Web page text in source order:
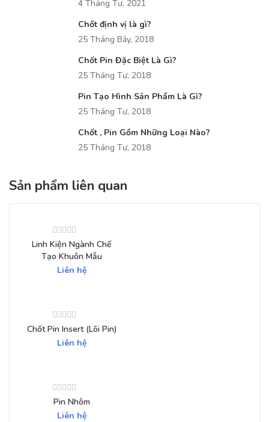
4 Tháng Tư, 2021
Chốt định vị là gì?
25 Tháng Bảy, 2018
Chốt Pin Đặc Biệt Là Gì?
25 Tháng Tư, 2018
Pin Tạo Hình Sản Phẩm Là Gì?
25 Tháng Tư, 2018
Chốt , Pin Gồm Những Loại Nào?
25 Tháng Tư, 2018
Sản phẩm liên quan
Linh Kiện Ngành Chế
Tạo Khuôn Mẫu
Liên hệ
Chốt Pin Insert (Lõi Pin)
Liên hệ
Pin Nhôm
Liên hệ